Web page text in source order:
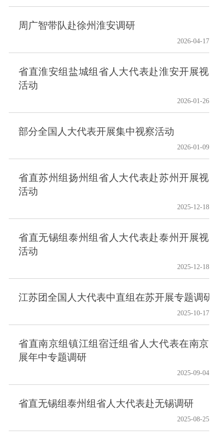
周广智带队赴徐州淮安调研
2026-04-17
省直淮安组盐城组省人大代表赴淮安开展视
活动
2026-01-26
部分全国人大代表开展集中视察活动
2026-01-09
省直苏州组扬州组省人大代表赴苏州开展视
活动
2025-12-18
省直无锡组泰州组省人大代表赴泰州开展视
活动
2025-12-18
江苏团全国人大代表中直组在苏开展专题调研
2025-10-17
省直南京组镇江组宿迁组省人大代表在南京
展年中专题调研
2025-09-04
省直无锡组泰州组省人大代表赴无锡调研
2025-08-25